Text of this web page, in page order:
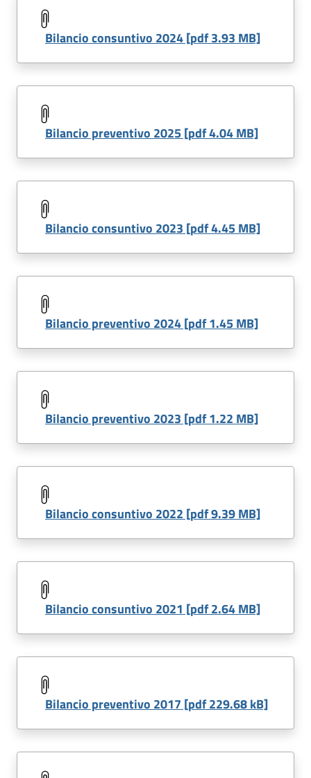
Bilancio consuntivo 2024 [pdf 3.93 MB]
Bilancio preventivo 2025 [pdf 4.04 MB]
Bilancio consuntivo 2023 [pdf 4.45 MB]
Bilancio preventivo 2024 [pdf 1.45 MB]
Bilancio preventivo 2023 [pdf 1.22 MB]
Bilancio consuntivo 2022 [pdf 9.39 MB]
Bilancio consuntivo 2021 [pdf 2.64 MB]
Bilancio preventivo 2017 [pdf 229.68 kB]